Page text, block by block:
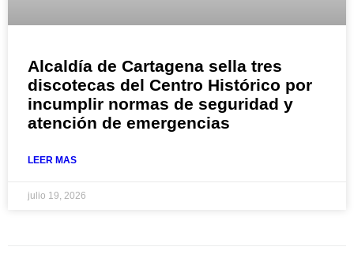
Alcaldía de Cartagena sella tres
discotecas del Centro Histórico por
incumplir normas de seguridad y
atención de emergencias
LEER MAS
julio 19, 2026